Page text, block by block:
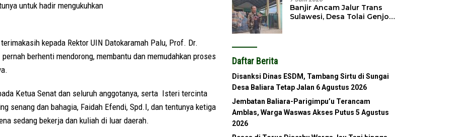
untuk hadir mengukuhkan
kepada Rektor UIN Datokaramah Palu, Prof. Dr.
berhenti mendorong, membantu dan memudahkan proses
Ketua Senat dan seluruh anggotanya, serta Isteri tercinta
senang dan bahagia, Faidah Efendi, Spd.I, dan tentunya ketiga
sedang bekerja dan kuliah di luar daerah.
Banjir Ancam Jalur Trans
Sulawesi, Desa Tolai Genjot
Daftar Berita
Disanksi Dinas ESDM, Tambang Sirtu di Sungai
Desa Baliara Tetap Jalan 6 Agustus 2026
Jembatan Baliara-Parigimpu’u Terancam
Amblas, Warga Waswas Akses Putus 5 Agustus
2026